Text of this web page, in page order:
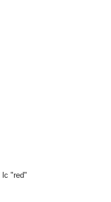
lc "red"